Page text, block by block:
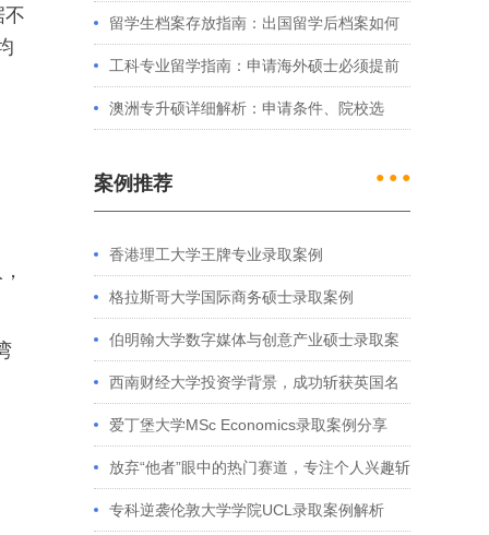
不
例看港大、港中文申请要求
留学生档案存放指南：出国留学后档案如何
处理？留学服务中心常见问题解答
工科专业留学指南：申请海外硕士必须提前
准备的4件事
澳洲专升硕详细解析：申请条件、院校选
案例推荐 ● ● ●
香港理工大学王牌专业录取案例
格拉斯哥大学国际商务硕士录取案例
伯明翰大学数字媒体与创意产业硕士录取案
例 西南财经大学投资学背景，成功斩获英国名
校多份Offer
爱丁堡大学MSc Economics录取案例分享
放弃“他者”眼中的热门赛道，专注个人兴趣斩
获藤校offer｜成功跨专业申请经验分享
专科逆袭伦敦大学学院UCL录取案例解析